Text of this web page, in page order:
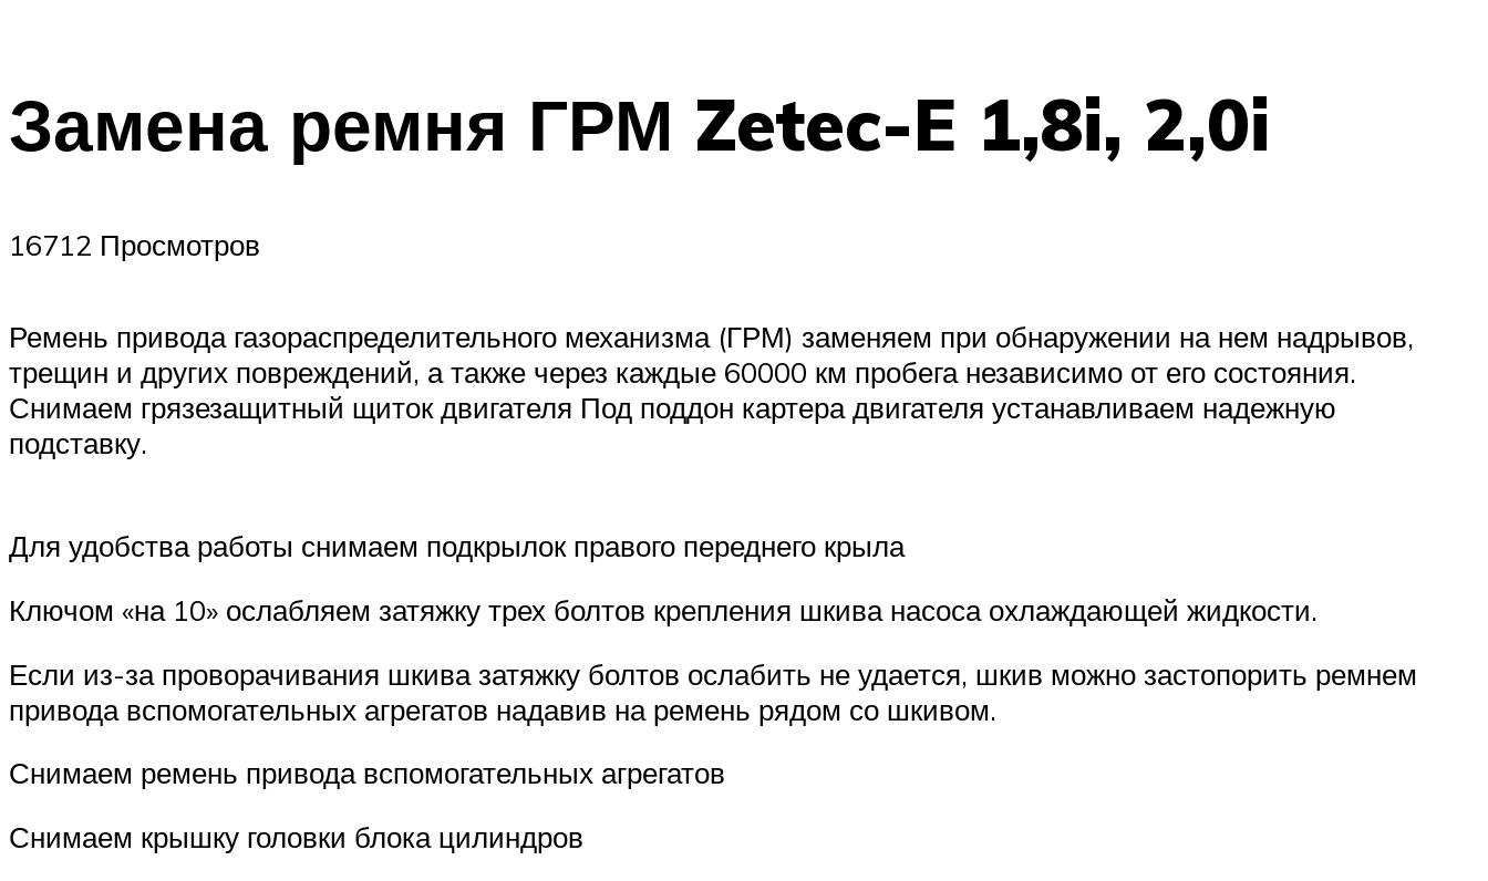
Замена ремня ГРМ Zetec-E 1,8i, 2,0i
16712 Просмотров
Ремень привода газораспределительного механизма (ГРМ) заменяем при обнаружении на нем надрывов,
трещин и других повреждений, а также через каждые 60000 км пробега независимо от его состояния.
Снимаем грязезащитный щиток двигателя Под поддон картера двигателя устанавливаем надежную
подставку.
Для удобства работы снимаем подкрылок правого переднего крыла
Ключом «на 10» ослабляем затяжку трех болтов крепления шкива насоса охлаждающей жидкости.
Если из-за проворачивания шкива затяжку болтов ослабить не удается, шкив можно застопорить ремнем
привода вспомогательных агрегатов надавив на ремень рядом со шкивом.
Снимаем ремень привода вспомогательных агрегатов
Снимаем крышку головки блока цилиндров